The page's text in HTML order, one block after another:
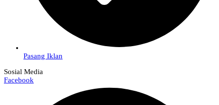
Pasang Iklan
Sosial Media
Facebook